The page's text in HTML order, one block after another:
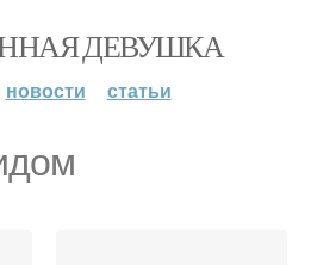
ДЕВУШКА
новости статьи